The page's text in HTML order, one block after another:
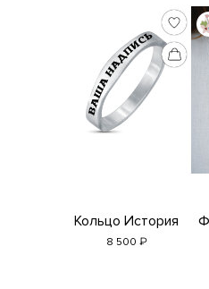
Кольцо История
8 500 ₽